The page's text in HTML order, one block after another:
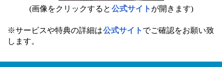
(画像をクリックすると 公式サイト が開きます)
※サービスや特典の詳細は公式サイト でご確認をお願い致
します。